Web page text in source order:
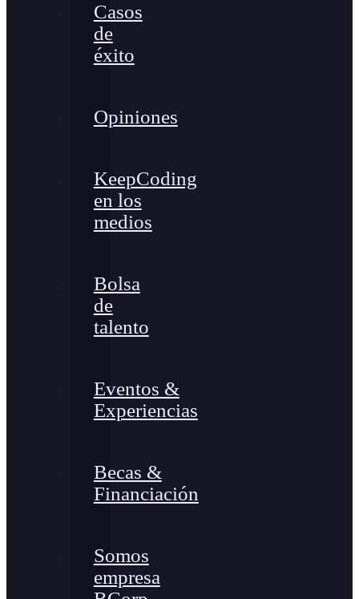
Casos
de
éxito
Opiniones
KeepCoding
en los
medios
Bolsa
de
talento
Eventos &
Experiencias
Becas &
Financiación
Somos
empresa